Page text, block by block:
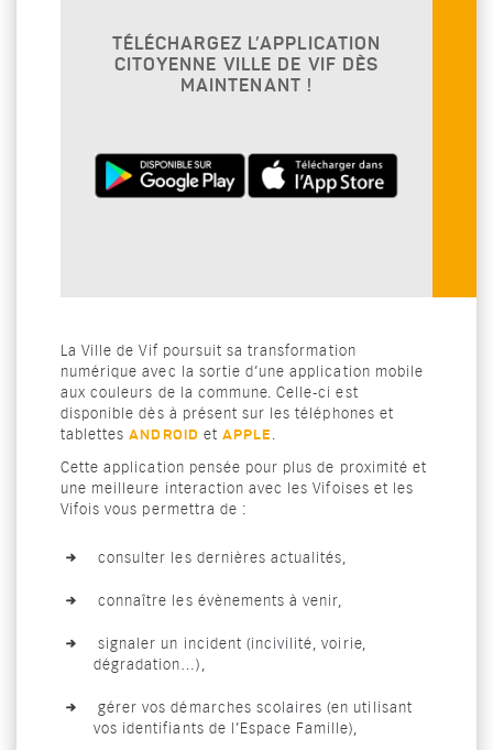
TÉLÉCHARGEZ L’APPLICATION
CITOYENNE VILLE DE VIF DÈS
MAINTENANT !
La Ville de Vif poursuit sa transformation
numérique avec la sortie d’une application mobile
aux couleurs de la commune. Celle-ci est
disponible dès à présent sur les téléphones et
tablettesANDROID et APPLE
Cette application pensée pour plus de proximité et
une meilleure interaction avec les Vifoises et les
Vifois vous permettra de :
consulter les dernières actualités,
connaître les évènements à venir,
signaler un incident (incivilité, voirie,
dégradation…),
gérer vos démarches scolaires (en utilisant
vos identifiants de l’Espace Famille),